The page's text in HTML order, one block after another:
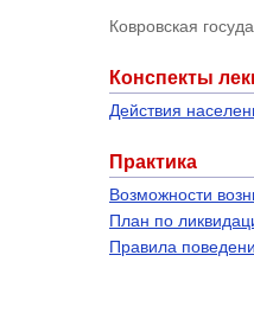
Ковровская
Конспекты
Действия
Практика
Возможности
План по
Правила